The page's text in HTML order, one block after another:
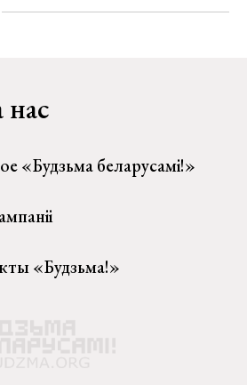
«Будзьма беларусамі!»
«Будзьма!»